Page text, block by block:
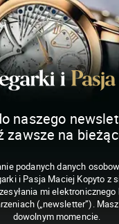
naszego
zawsze na
podanych danych
i Pasja Maciej Kopyto z
mi
(„newsletter”).
dowolnym momencie.